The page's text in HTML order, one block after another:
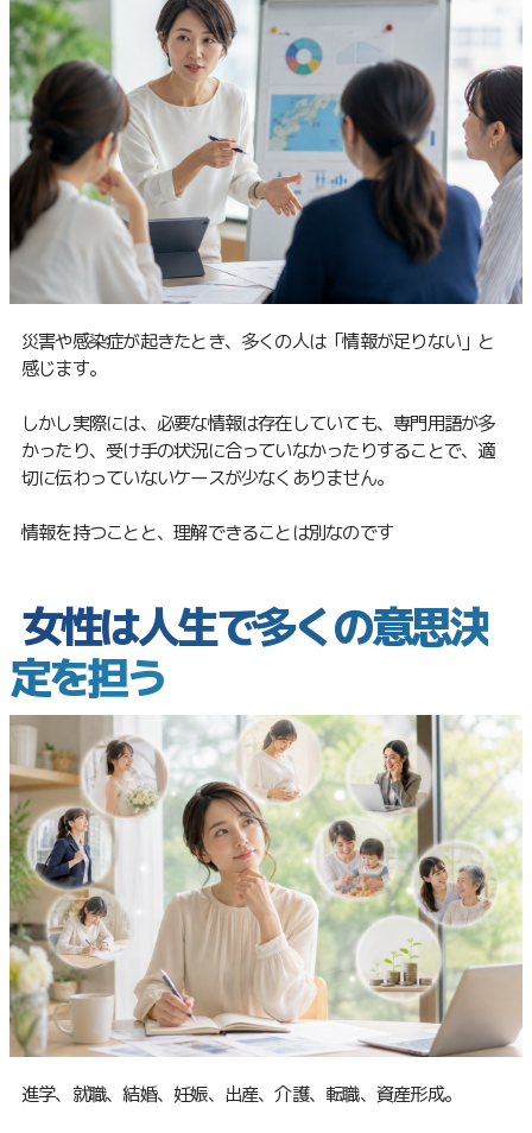
災害や感染症が起きたとき、多くの人は「情報が足りない」と
感じます。
しかし実際には、必要な情報は存在していても、専門用語が多
かったり、受け手の状況に合っていなかったりすることで、適
切に伝わっていないケースが少なくありません。
情報を持つことと、理解できることは別なのです
女性は人生で多くの意思決
定を担う
進学、就職、結婚、妊娠、出産、介護、転職、資産形成。